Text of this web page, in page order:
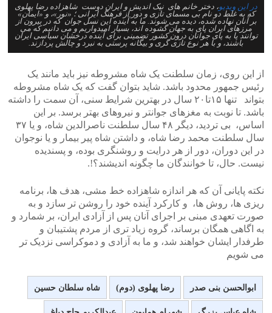
در این ویدیو، دختر خانم های نیک اندیش و ایران دوست شاهزاده رضا پهلوی
که به غلط دو نام بی مسمای تازی و دور از فرهنگ ایرانی ؛ «نور»، و «ایمان»
بر آنان نهاده شده، دیده می شوند. ما به آینده این نسل جوان که در بیرون از
مرزهای ایران پای به جهان گشوده اند، بسیار امیدواریم و می دانیم که می
توانند پا به پای جوانان درون کشور تضمینی برای آینده درخشان سیاسی ایران
باشند، و با هر نوع تازی گری و بیگانه پرستی به نبرد و چالش پردازند.
از این روی، زمان سلطنت یک شاه مشروطه نیز باید مانند یک
رئیس جمهور محدود باشد. شاید بتوان گفت که یک شاه مشروطه
بتواند تنها ۱۵تا۲۰ سال در بهترین شرایط سنی، آن سمت را داشته
باشد. تا نوبت به مغزهای جوانتر و نیروهای بهتر برسد. بر این
اساس، بی تردید، دیگر ۴۸ سال سلطنت ناصرالدین شاه، و یا ۳۷
سال سلطنت محمد رضا شاه، و داشتن شاه پیر بیمار و یا نوجوان
در این دوران، دور از هر درایت و روشنگری بوده، و پسندیده
نیست. حال، تا خوانندگان ما چگونه اندیشند؟!.
نکته پایانی آن که هر اندازه شاهزاده خط مشی، هدف ها، برنامه
ریزی ها، روش ها، و کارکرد آینده خود را روشن تر سازد و به
صورت تعهدی مبنی بر اجرای آنان پس از آزادی ایران، بر شمارد و
به اگاهی همگان برساند، گروه زیاد تری از مردم پشتیبان و
طرفدار ایشان خواهند شد، و ما به آزادی و دموکراسی نزدیک تر
می شویم
ابوالحسن بنی صدر رضا پهلوی (دوم) شاه سلطان حسین